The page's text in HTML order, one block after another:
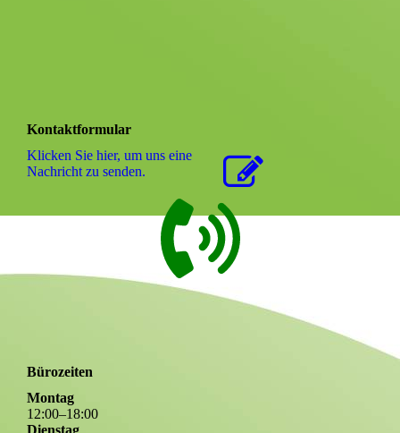
Kontaktformular
Klicken Sie hier, um uns eine
Nachricht zu senden.
Bürozeiten
Montag
12:00–18:00